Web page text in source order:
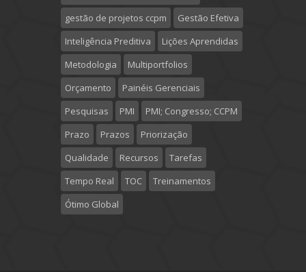
gestão de projetos ccpm
Gestão Efetiva
Inteligência Preditiva
Lições Aprendidas
Metodologia
Multiportfolios
Orçamento
Painéis Gerenciais
Pesquisas
PMI
PMI; Congresso; CCPM
Prazo
Prazos
Priorização
Qualidade
Recursos
Tarefas
Tempo Real
TOC
Treinamentos
Ótimo Global